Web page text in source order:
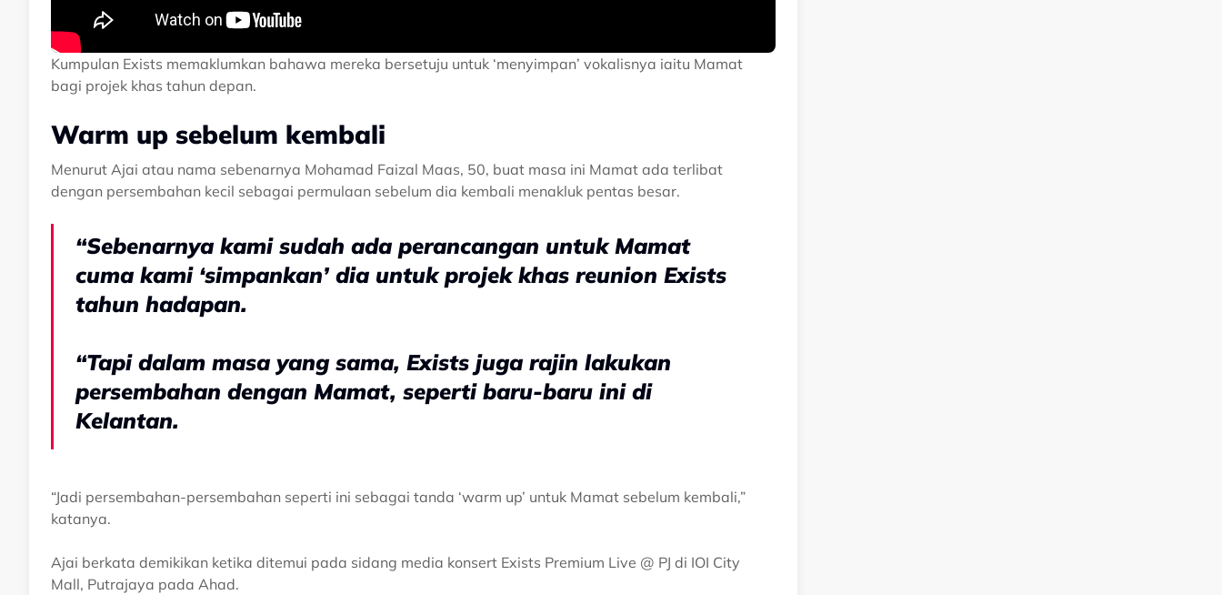
Kumpulan Exists memaklumkan bahawa mereka bersetuju untuk ‘menyimpan’ vokalisnya iaitu Mamat
bagi projek khas tahun depan.
Warm up sebelum kembali
Menurut Ajai atau nama sebenarnya Mohamad Faizal Maas, 50, buat masa ini Mamat ada terlibat
dengan persembahan kecil sebagai permulaan sebelum dia kembali menakluk pentas besar.
“Sebenarnya kami sudah ada perancangan untuk Mamat
cuma kami ‘simpankan’ dia untuk projek khas reunion Exists
tahun hadapan.
“Tapi dalam masa yang sama, Exists juga rajin lakukan
persembahan dengan Mamat, seperti baru-baru ini di
Kelantan.
“Jadi persembahan-persembahan seperti ini sebagai tanda ‘warm up’ untuk Mamat sebelum kembali,”
katanya.
Ajai berkata demikikan ketika ditemui pada sidang media konsert Exists Premium Live @ PJ di IOI City
Mall, Putrajaya pada Ahad.